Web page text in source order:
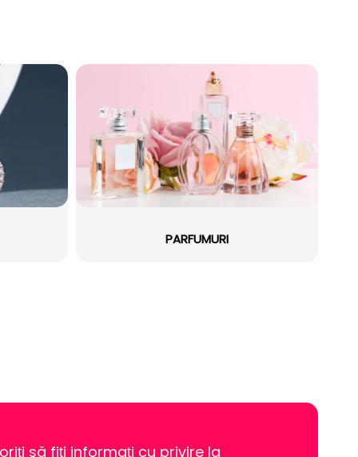
PARFUMURI
să fiți informați cu privire la